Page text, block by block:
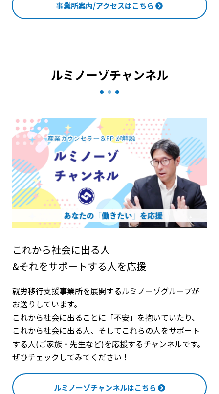
事業所案内/アクセスはこちら
ルミノーゾチャンネル
これから社会に出る人
&それをサポートする人を応援
就労移行支援事業所を展開するルミノーゾグループが
お送りしています。
これから社会に出ることに「不安」を抱いていたり、
これから社会に出る人、そしてこれらの人をサポート
する人(ご家族・先生など)を応援するチャンネルです。
ぜひチェックしてみてください！
ルミノーゾチャンネルはこちら